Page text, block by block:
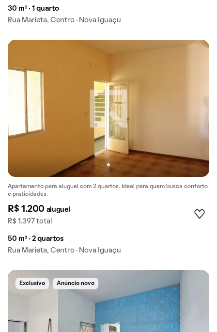
30 m² · 1 quarto
Rua Marieta, Centro · Nova Iguaçu
Apartamento para aluguel com 2 quartos. Ideal para quem busca conforto
e praticidades.
R$ 1.200 aluguel
R$ 1.397 total
50 m² · 2 quartos
Rua Marieta, Centro · Nova Iguaçu
Exclusivo Anúncio novo